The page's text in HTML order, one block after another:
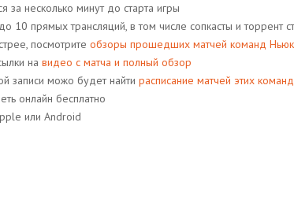
за несколько минут до старта игры
10 прямых трансляций, в том числе сопкасты и торрент
посмотрите обзоры прошедших матчей команд
на видео с матча и полный обзор
записи можо будет найти расписание матчей этих команд
онлайн бесплатно
или Android